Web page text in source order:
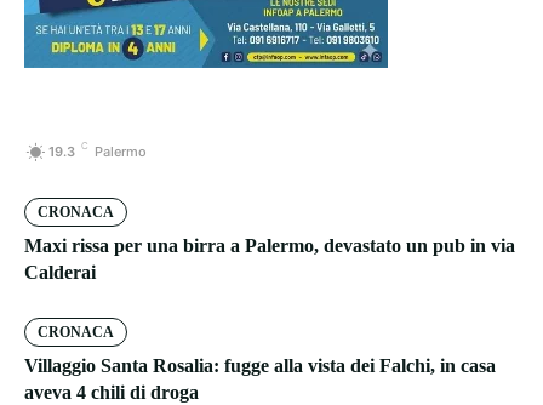
19.3 C Palermo
CRONACA
Maxi rissa per una birra a Palermo, devastato un pub in via
Calderai
CRONACA
Villaggio Santa Rosalia: fugge alla vista dei Falchi, in casa
aveva 4 chili di droga